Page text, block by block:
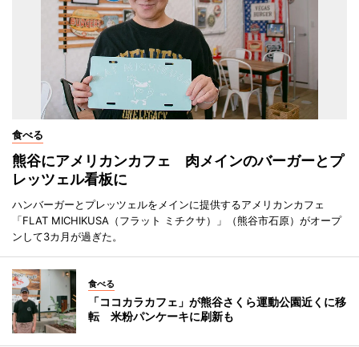
食べる
熊谷にアメリカンカフェ 肉メインのバーガーとプ
レッツェル看板に
ハンバーガーとプレッツェルをメインに提供するアメリカンカフェ
「FLAT MICHIKUSA（フラット ミチクサ）」（熊谷市石原）がオープ
ンして3カ月が過ぎた。
食べる
「ココカラカフェ」が熊谷さくら運動公園近くに移
転 米粉パンケーキに刷新も